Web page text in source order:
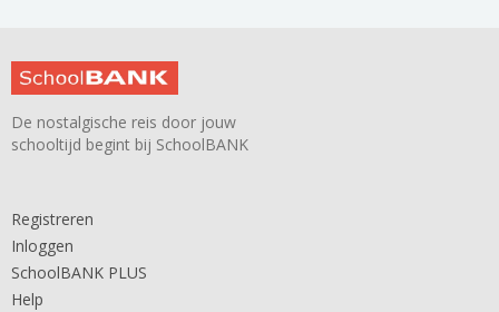
De nostalgische reis door jouw
schooltijd begint bij SchoolBANK
Registreren
Inloggen
SchoolBANK PLUS
Help